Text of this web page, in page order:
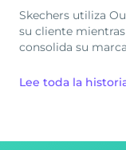
Skechers utiliza
su cliente
consolida su
Lee toda la